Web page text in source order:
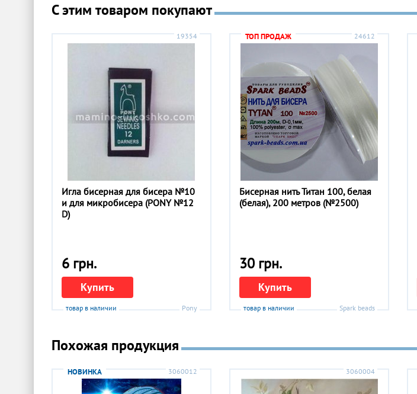
С этим товаром покупают
19354
Игла бисерная для бисера №10
и для микробисера (PONY №12
D)
6 грн.
Купить
товар в наличии Pony
ТОП ПРОДАЖ 24612
Бисерная нить Титан 100, белая
(белая), 200 метров (№2500)
30 грн.
Купить
товар в наличии Spark beads
Похожая продукция
НОВИНКА 3060012 3060004